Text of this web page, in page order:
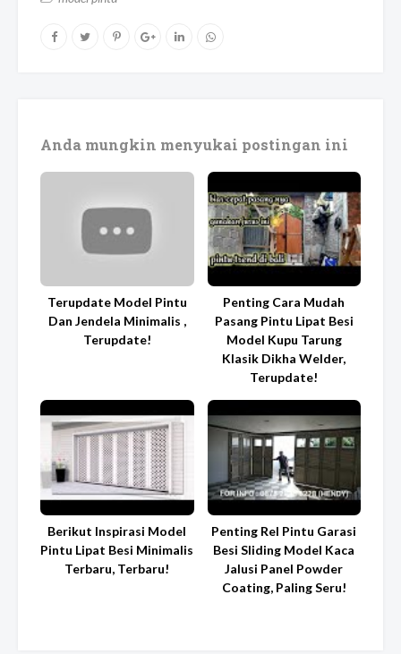
Anda mungkin menyukai postingan ini
Terupdate Model Pintu
Dan Jendela Minimalis ,
Terupdate!
Penting Cara Mudah
Pasang Pintu Lipat Besi
Model Kupu Tarung
Klasik Dikha Welder,
Terupdate!
Berikut Inspirasi Model
Pintu Lipat Besi Minimalis
Terbaru, Terbaru!
Penting Rel Pintu Garasi
Besi Sliding Model Kaca
Jalusi Panel Powder
Coating, Paling Seru!